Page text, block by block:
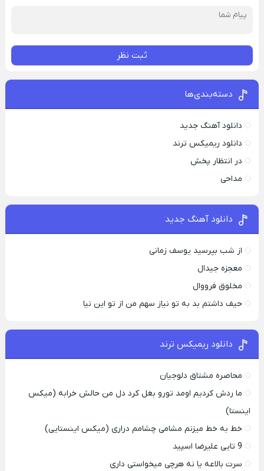
ثبت نظر
دسته‌بندی‌ها
دانلود آهنگ جدید
دانلود ریمیکس ترند
در انتظار پخش
مداحی
دانلود آهنگ جدید
از شب بپرسید یوسف زمانی
معجزه جیدال
مخلوق فرووال
حیف داشتم بد به تو نیاز سهم من از تو این نیا
دانلود ریمیکس ترند
محاصره مشتاق دلوجیان
ما ردش کردیم اومد تورو بغل کرد دل من حالش خرابه (میکس
اینستا)
خط به خط میزنم مشامی چشامم دراری (میکس اینستایی)
9 تایی علیرضا اسپید
سرت بالاعه یا نه هرچی میخواستی داری